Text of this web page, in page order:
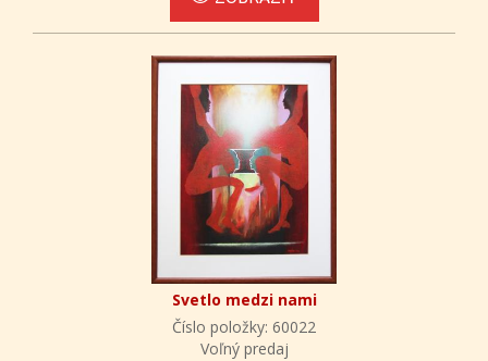
Svetlo medzi nami
Číslo položky: 60022
Voľný predaj